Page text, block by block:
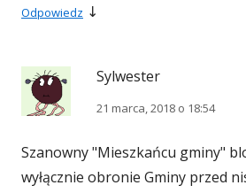
Odpowiedz ↓
Sylwester
21 marca, 2018 o 18:54
Szanowny "Mieszkańcu gminy"
wyłącznie obronie Gminy przed